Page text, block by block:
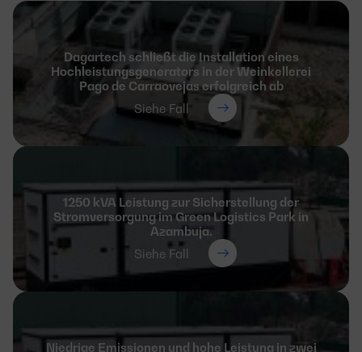
Dagartech schließt die Installation eines
Hochleistungsgenerators in der Weinkellerei
Pago de Carraovejas erfolgreich ab
Siehe Fall
1250 kVA Leistung zur Sicherstellung der
Stromversorgung im Green Logistics Park in
Azambuja.
Siehe Fall
Niedrige Emissionen und hohe Leistung in zwei